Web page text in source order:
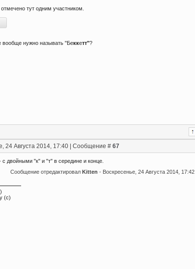
тут одним участником.
вообще нужно называть "Беккетт"?
24 Августа 2014, 17:40 | Сообщение # 67
с двойными "к" и "т" в середине и конце.
Сообщение отредактировал Kitten - Воскресенье, 24 Августа 2014, 17:42
(с)